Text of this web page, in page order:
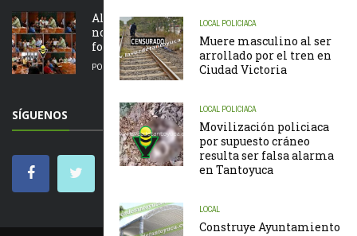
LOCAL POLICIACA
Muere masculino al ser
arrollado por el tren en
Ciudad Victoria
LOCAL POLICIACA
Movilización policiaca
por supuesto cráneo
resulta ser falsa alarma
en Tantoyuca
LOCAL
Construye Ayuntamiento
Alcalde Edvino Hernández entrega
nombramientos a jefes de manzana para
fortalecer la representación ciudadana
POR LA REDACCIÓN 08/08/2026
SÍGUENOS